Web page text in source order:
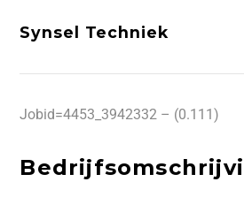
Synsel Techniek
Jobid=4453_3942332 – (0.111)